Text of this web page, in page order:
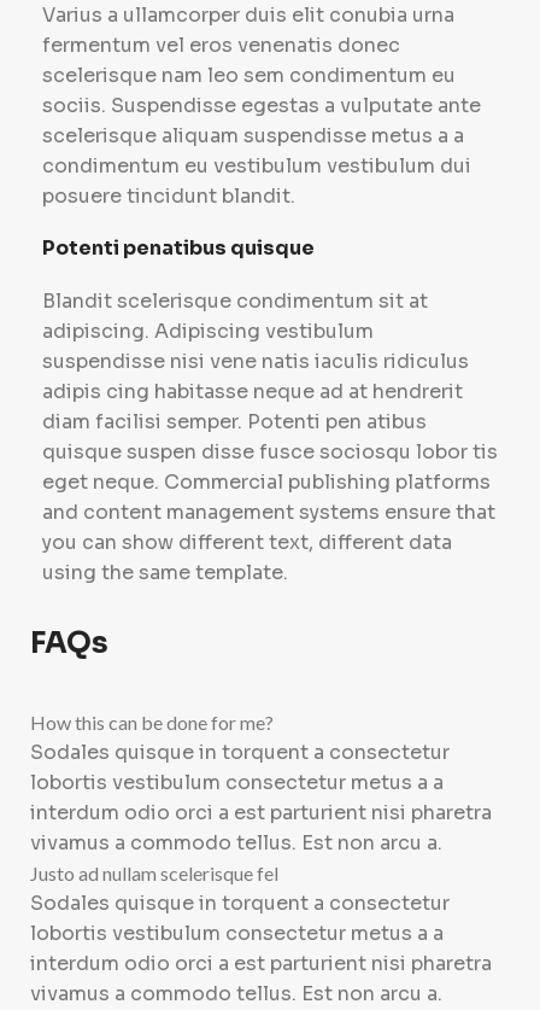
Varius a ullamcorper duis elit conubia urna
fermentum vel eros venenatis donec
scelerisque nam leo sem condimentum eu
sociis. Suspendisse egestas a vulputate ante
scelerisque aliquam suspendisse metus a a
condimentum eu vestibulum vestibulum dui
posuere tincidunt blandit.
Potenti penatibus quisque
Blandit scelerisque condimentum sit at
adipiscing. Adipiscing vestibulum
suspendisse nisi vene natis iaculis ridiculus
adipis cing habitasse neque ad at hendrerit
diam facilisi semper. Potenti pen atibus
quisque suspen disse fusce sociosqu lobor tis
eget neque. Commercial publishing platforms
and content management systems ensure that
you can show different text, different data
using the same template.
FAQs
How this can be done for me?
Sodales quisque in torquent a consectetur
lobortis vestibulum consectetur metus a a
interdum odio orci a est parturient nisi pharetra
vivamus a commodo tellus. Est non arcu a.
Justo ad nullam scelerisque fel
Sodales quisque in torquent a consectetur
lobortis vestibulum consectetur metus a a
interdum odio orci a est parturient nisi pharetra
vivamus a commodo tellus. Est non arcu a.